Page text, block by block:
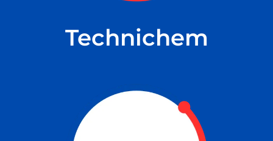
Technichem